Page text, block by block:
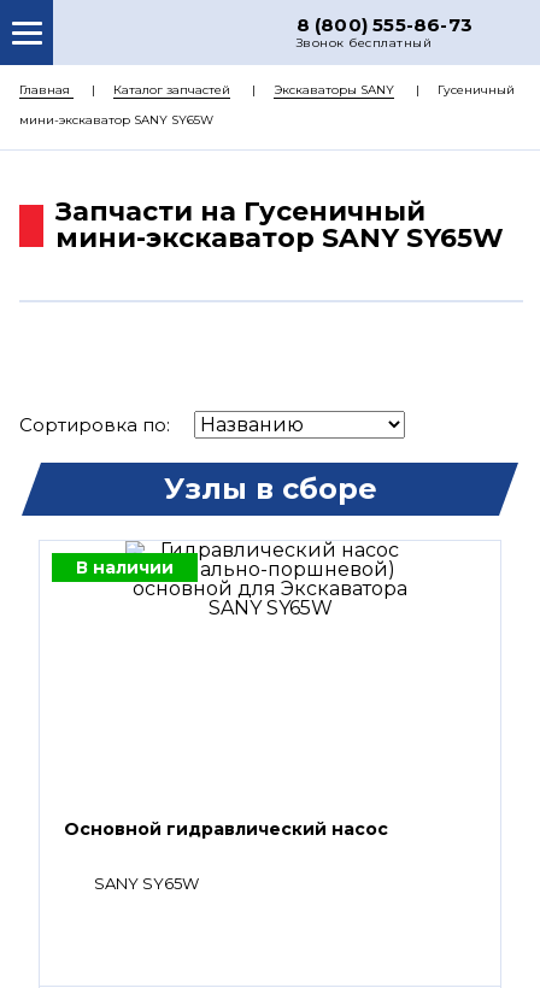
8 (800) 555-86-73
Звонок бесплатный
О НАС
КАТАЛОГ ЗАПЧАСТЕЙ
ДОСТАВКА
Главная Каталог запчастей Экскаваторы SANY
Гусеничный
мини-экскаватор SANY SY65W
Запчасти на Гусеничный
мини-экскаватор SANY SY65W
Сортировка по:
Узлы в сборе
В наличии
Основной гидравлический насос
SANY SY65W